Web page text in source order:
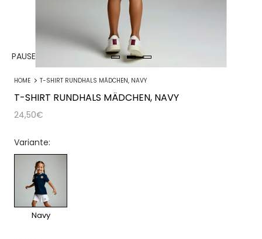
PAUSE
HOME T-SHIRT RUNDHALS MÄDCHEN, NAVY
T-SHIRT RUNDHALS MÄDCHEN, NAVY
24,50€
Variante:
Navy